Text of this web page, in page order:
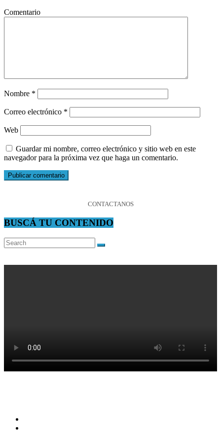
Comentario
Nombre *
Correo electrónico *
Web
Guardar mi nombre, correo electrónico y sitio web en este
navegador para la próxima vez que haga un comentario.
CONTACTANOS
BUSCÁ TU CONTENIDO